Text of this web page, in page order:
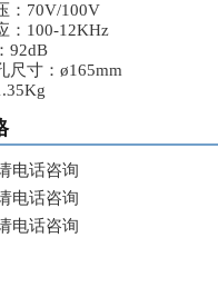
压：70V/100V
应：100-12KHz
度：92dB
孔尺寸：ø165mm
电话咨询
电话咨询
电话咨询